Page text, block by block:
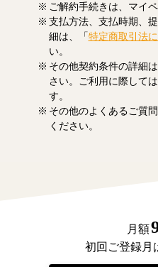
ご解約手続きは、マイ
支払方法、支払時期、
細は、「特定商取引法
い。
その他契約条件の詳細
さい。ご利用に際して
す。
その他のよくあるご質問
ください。
月額
初回ご登録月